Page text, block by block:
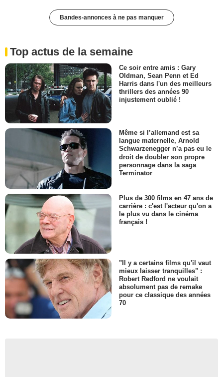
Bandes-annonces à ne pas manquer
Top actus de la semaine
Ce soir entre amis : Gary
Oldman, Sean Penn et Ed
Harris dans l'un des meilleurs
thrillers des années 90
injustement oublié !
Même si l’allemand est sa
langue maternelle, Arnold
Schwarzenegger n’a pas eu le
droit de doubler son propre
personnage dans la saga
Terminator
Plus de 300 films en 47 ans de
carrière : c'est l'acteur qu'on a
le plus vu dans le cinéma
français !
"Il y a certains films qu'il vaut
mieux laisser tranquilles" :
Robert Redford ne voulait
absolument pas de remake
pour ce classique des années
70